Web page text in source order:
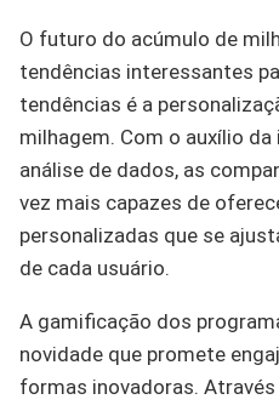
O futuro do acúmulo de
tendências interessantes
tendências é a
milhagem. Com o auxílio
análise de dados, as
vez mais capazes de
personalizadas que se
de cada usuário.
A gamificação dos
novidade que promete
formas inovadoras.